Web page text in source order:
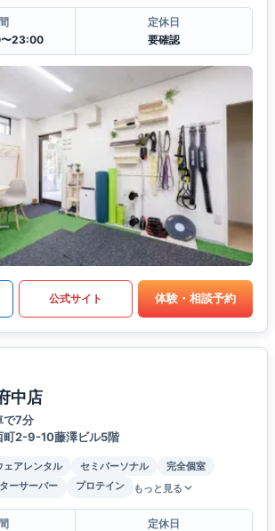
〜23:00
定休日
要確認
公式サイト 体験・相談予約
中店
で7分
町2-9-10藤澤ビル5階
ェアレンタル セミパーソナル
完全個室
ーサーバー プロテイン もっと見る
定休日